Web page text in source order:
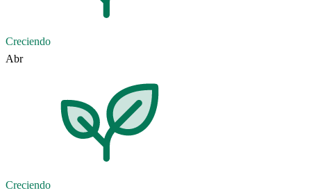
Creciendo
Abr
Creciendo